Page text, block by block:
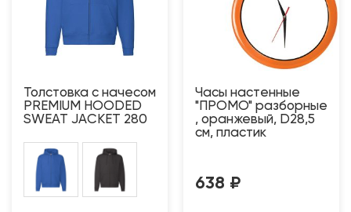
Толстовка с начесом
PREMIUM HOODED
SWEAT JACKET 280
Часы настенные
"ПРОМО" разборные
, оранжевый, D28,5
см, пластик
638 ₽